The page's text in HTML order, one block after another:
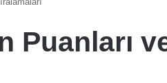
Puanları